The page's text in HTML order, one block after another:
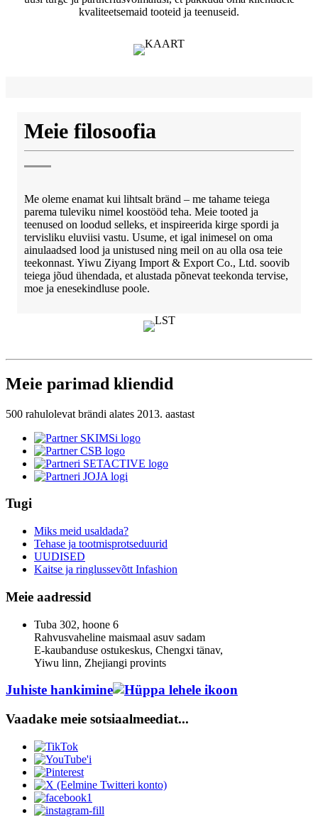
kvaliteetsemaid tooteid ja teenuseid.
Meie filosoofia
Me oleme enamat kui lihtsalt bränd – me tahame teiega
parema tuleviku nimel koostööd teha. Meie tooted ja
teenused on loodud selleks, et inspireerida kirge spordi ja
tervisliku eluviisi vastu. Usume, et igal inimesel on oma
ainulaadsed lood ja unistused ning meil on au olla osa teie
teekonnast. Yiwu Ziyang Import & Export Co., Ltd. soovib
teiega jõud ühendada, et alustada põnevat teekonda tervise,
moe ja enesekindluse poole.
Meie parimad kliendid
500 rahulolevat brändi alates 2013. aastast
Tugi
Miks meid usaldada?
Tehase ja tootmisprotseduurid
UUDISED
Kaitse ja ringlussevõtt Infashion
Meie aadressid
Tuba 302, hoone 6
Rahvusvaheline maismaal asuv sadam
E-kaubanduse ostukeskus, Chengxi tänav,
Yiwu linn, Zhejiangi provints
Juhiste hankimine
Vaadake meie sotsiaalmeediat...